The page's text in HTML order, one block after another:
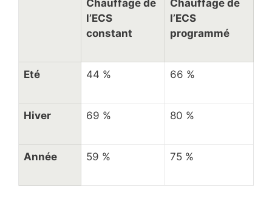
Chauffage de
l’ECS
constant
Chauffage de
l’ECS
programmé
Eté 44 % 66 %
Hiver 69 % 80 %
Année 59 % 75 %